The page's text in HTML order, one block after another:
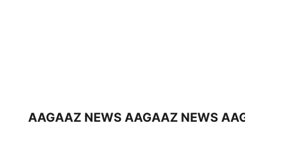
AAGAAZ NEWS AAGAAZ NEWS AAGAAZ